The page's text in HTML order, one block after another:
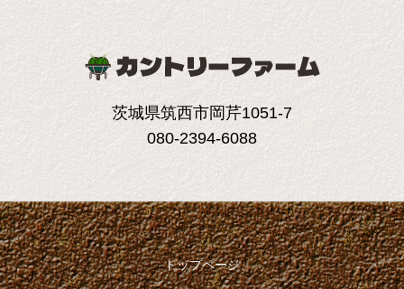
茨城県筑西市岡芹1051-7
080-2394-6088
トップページ